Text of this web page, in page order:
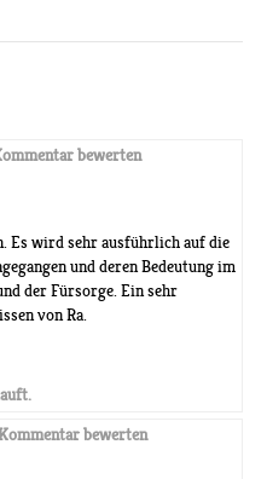
bewerten
Es wird sehr ausführlich auf die
und deren Bedeutung im
der Fürsorge. Ein sehr
von Ra.
bewerten